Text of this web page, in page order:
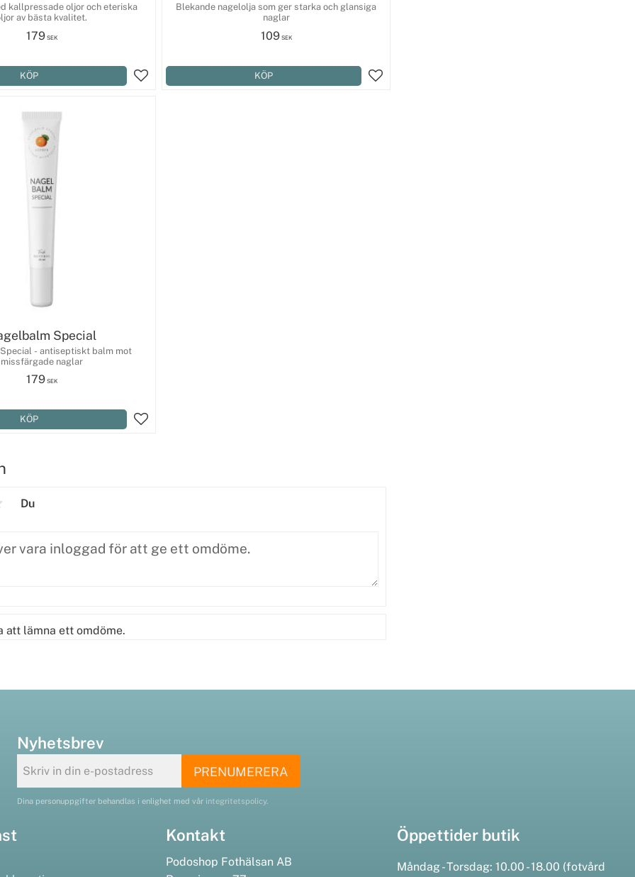
Du
att lämna ett omdöme.
kallpressade oljor och eteriska
av bästa kvalitet.
179SEK
Lägg till i favoriter
KÖP
Blekande nagelolja som ger starka och glansiga
naglar
109SEK
Lägg till i favoriter
KÖP
Special
- antiseptiskt balm mot
missfärgade naglar
179SEK
Lägg till i favoriter
Nyhetsbrev
PRENUMERERA
Dina personuppgifter behandlas i enlighet med vår integritetspolicy.
Kontakt
Podoshop Fothälsan AB
Öppettider butik
Måndag - Torsdag: 10.00 - 18.00 (fotvård